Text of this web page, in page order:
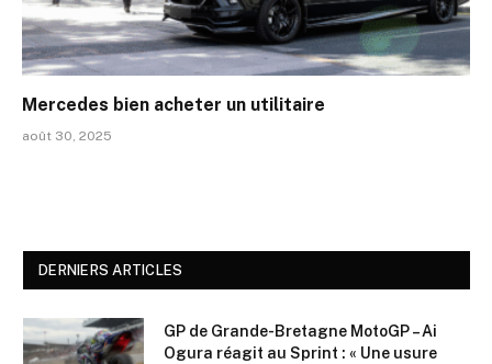
Mercedes bien acheter un utilitaire
août 30, 2025
DERNIERS ARTICLES
GP de Grande-Bretagne MotoGP – Ai
Ogura réagit au Sprint : « Une usure